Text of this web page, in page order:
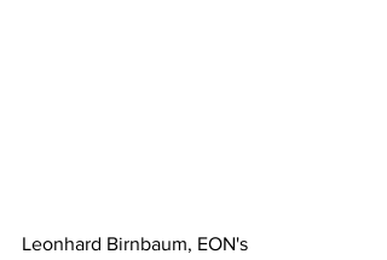
Leonhard Birnbaum, EON's